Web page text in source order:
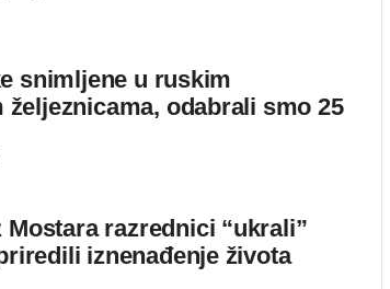
snimljene u ruskim
željeznicama, odabrali smo 25
Mostara razrednici “ukrali”
iznenađenje života